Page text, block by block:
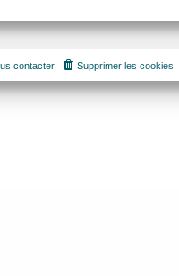
Supprimer les cookies
contacter